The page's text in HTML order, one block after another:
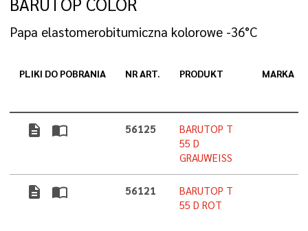
Papa elastomerobitumiczna kolorowe -36°C
PLIKI DO POBRANIA NR ART. PRODUKT MARKA
description import_contacts 56125
BARUTOP T
55 D
GRAUWEISS
description import_contacts 56121
BARUTOP T
55 D ROT